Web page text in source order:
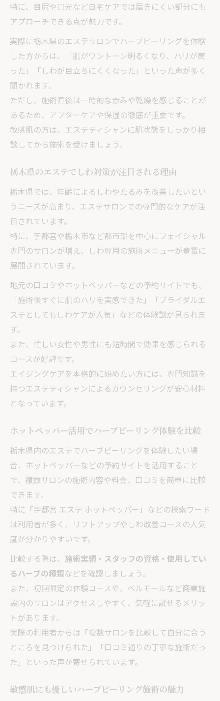
ント
フェイシャル人気施術ハーブピーリングの
実力
口コミで話題のハーブピーリング体験談を
紹介
ハーブピーリング後の肌変化とその持続性
について
基準
しわ改善に最適なエステと施術の選び方
口コミで評価の高いハーブピーリングの特
徴
バンベールなど人気サロンの選び方ガイド
エヴァーグレース口コミで話題の施術体験
談
自然由来成分で実感するエイジングケアの新常
識
ハーブピーリングに使われる自然由来成分
エイジングケアを叶えるハーブピーリング
の選び方
敏感肌にも安心なハーブピーリング施術事
例
宇都宮エステで体験するエイジングケアの
ット
ハーブピーリング体験談から見えるしわケアの
コツ
利用者の声に学ぶハーブピーリングの実際
しわ改善に役立つハーブピーリング体験談
紹介
ント
リフトアップも期待できるハーブピーリン
グ体験
エステ選びで失敗しないためのチェックポ
イント
理想のハリ肌を叶えるために知っておきたいエ
ステ活用法
方法
特に、目尻や口元など自宅ケアでは届きにくい部分にも
アプローチできる点が魅力です。
実際に栃木県のエステサロンでハーブピーリングを体験
した方からは、「肌がワントーン明るくなり、ハリが戻
った」「しわが目立ちにくくなった」といった声が多く
聞かれます。
ただし、施術直後は一時的な赤みや乾燥を感じることが
あるため、アフターケアや保湿の徹底が重要です。
敏感肌の方は、エステティシャンに肌状態をしっかり相
談してから施術を受けましょう。
栃木県のエステでしわ対策が注目される理由
栃木県では、年齢によるしわやたるみを改善したいとい
うニーズが高まり、エステサロンでの専門的なケアが注
目されています。
特に、宇都宮や栃木市など都市部を中心にフェイシャル
専門のサロンが増え、しわ専用の施術メニューが豊富に
展開されています。
地元の口コミやホットペッパーなどの予約サイトでも、
「施術後すぐに肌のハリを実感できた」「ブライダルエ
ステとしてもしわケアが人気」などの体験談が見られま
す。
また、忙しい女性や男性にも短時間で効果を感じられる
コースが好評です。
エイジングケアを本格的に始めたい方には、専門知識を
持つエステティシャンによるカウンセリングが安心材料
となっています。
ホットペッパー活用でハーブピーリング体験を比較
栃木県内のエステでハーブピーリングを体験したい場
合、ホットペッパーなどの予約サイトを活用すること
で、複数サロンの施術内容や料金、口コミを簡単に比較
できます。
特に「宇都宮 エステ ホットペッパー」などの検索ワード
は利用者が多く、リフトアップやしわ改善コースの人気
度が分かりやすいです。
比較する際は、 施術実績・スタッフの資格・使用してい
るハーブの種類などを確認しましょう。
また、初回限定の体験コースや、ベルモールなど商業施
設内のサロンはアクセスしやすく、気軽に試せるメリッ
トがあります。
実際の利用者からは「複数サロンを比較して自分に合う
ところを見つけられた」「口コミ通りの丁寧な施術だっ
た」といった声が寄せられています。
敏感肌にも優しいハーブピーリング施術の魅力